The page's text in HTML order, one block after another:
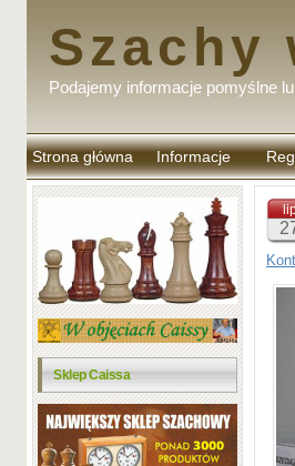
Szachy
Podajemy informacje pomyślne
Strona główna Informacje
Sklep Caissa